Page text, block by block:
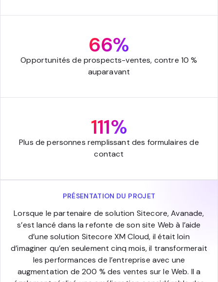
66%
Opportunités de prospects-ventes, contre 10 %
auparavant
111%
Plus de personnes remplissant des formulaires de
contact
PRÉSENTATION DU PROJET
Lorsque le partenaire de solution Sitecore, Avanade,
s’est lancé dans la refonte de son site Web à l’aide
d’une solution Sitecore XM Cloud, il était loin
d’imaginer qu’en seulement cinq mois, il transformerait
les performances de l’entreprise avec une
augmentation de 200 % des ventes sur le Web. Il a